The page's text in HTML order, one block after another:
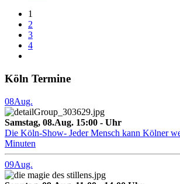
1
2
3
4
Köln Termine
08Aug.
Samstag, 08.Aug. 15:00 - Uhr
Die Köln-Show- Jeder Mensch kann Kölner
Minuten
09Aug.